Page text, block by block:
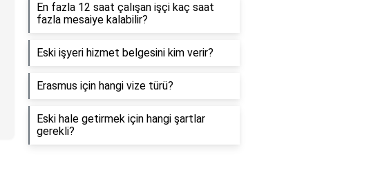
En fazla 12 saat çalışan işçi kaç saat
fazla mesaiye kalabilir?
Eski işyeri hizmet belgesini kim verir?
Erasmus için hangi vize türü?
Eski hale getirmek için hangi şartlar
gerekli?